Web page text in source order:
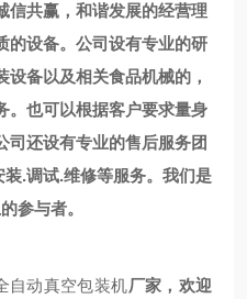
信共赢，和谐发展的经营理
的设备。公司设有专业的研
备以及相关食品机械的，
。也可以根据客户要求量身
司还设有专业的售后服务团
.调试.维修等服务。我们是
参与者。
自动真空包装机厂家，欢迎